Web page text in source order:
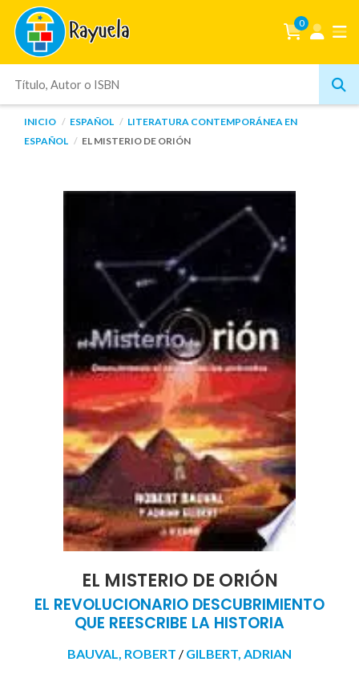
0
INICIO ESPAÑOL
LITERATURA CONTEMPORÁNEA EN
ESPAÑOL
EL MISTERIO DE ORIÓN
EL MISTERIO DE ORIÓN
EL REVOLUCIONARIO DESCUBRIMIENTO
QUE REESCRIBE LA HISTORIA
BAUVAL, ROBERT / GILBERT, ADRIAN